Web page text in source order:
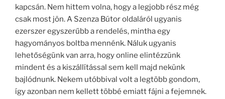
kapcsán. Nem hittem volna, hogy a legjobb rész még
csak most jön. A Szenza Bútor oldaláról ugyanis
ezerszer egyszerűbb a rendelés, mintha egy
hagyományos boltba mennénk. Náluk ugyanis
lehetőségünk van arra, hogy online elintézzünk
mindent és a kiszállítással sem kell majd nekünk
bajlódnunk. Nekem utóbbival volt a legtöbb gondom,
így azonban nem kellett többé emiatt fájni a fejemnek.